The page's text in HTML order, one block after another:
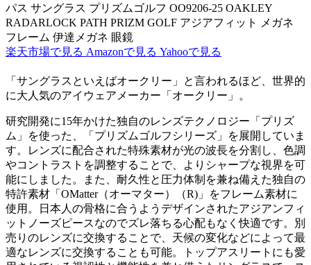
パス サングラス プリズムゴルフ OO9206-25 OAKLEY
RADARLOCK PATH PRIZM GOLF アジアフィット メガネ
フレーム 伊達メガネ 眼鏡
楽天市場で見る Amazonで見る Yahooで見る
「サングラスといえばオークリー」と言われるほど、世界的
に大人気のアイウェアメーカー「オークリー」。
研究開発に15年かけた独自のレンズテクノロジー「プリズ
ム」を使った、「プリズムゴルフシリーズ」を展開していま
す。レンズに配合された特殊素材が光の波長を分割し、色調
やコントラストを調整することで、よりシャープな視界を可
能にしました。また、耐久性と圧力体制を兼ね備えた独自の
特許素材「OMatter（オーマター）（R)」をフレーム素材に
使用。日本人の骨格に合うようデザインされたアジアンフィ
ットノーズピースなのでズレ落ちる心配もなく快適です。別
売りのレンズに交換することで、天候の変化などによって最
適なレンズに交換することも可能。トップアスリートにも愛